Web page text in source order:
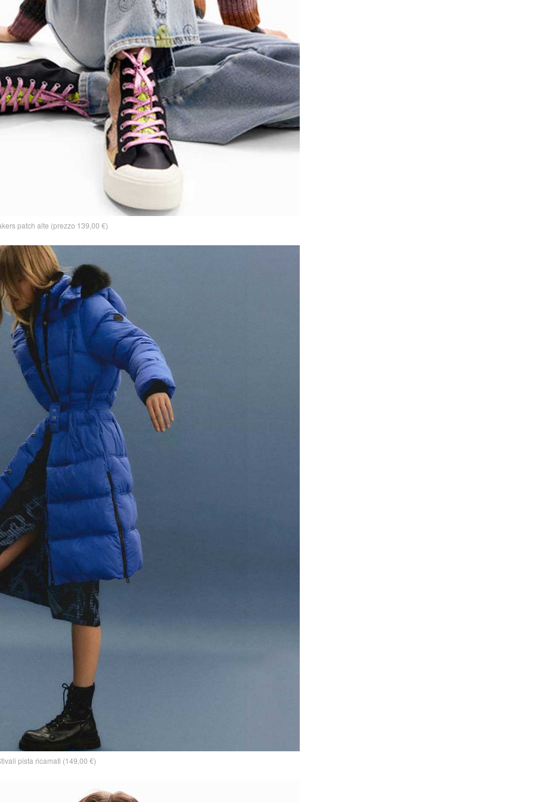
patch alte (prezzo 139,00 €)
pista ricamati (149,00 €)